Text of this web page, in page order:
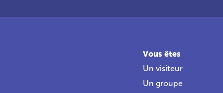
Vous êtes
Un visiteur
Un groupe